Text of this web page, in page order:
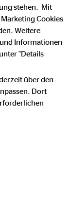
über
in
D-9KGB-CPZQG-
mit
in das
Regelung: § 34
stehen. Mit
Cookies
Weitere
Informationen
"Details
über den
Dort